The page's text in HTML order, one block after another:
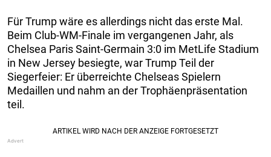
Für Trump wäre es allerdings nicht das erste Mal.
Beim Club-WM-Finale im vergangenen Jahr, als
Chelsea Paris Saint-Germain 3:0 im MetLife Stadium
in New Jersey besiegte, war Trump Teil der
Siegerfeier: Er überreichte Chelseas Spielern
Medaillen und nahm an der Trophäenpräsentation
teil.